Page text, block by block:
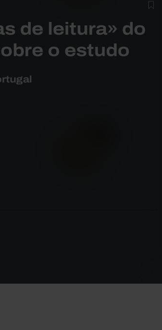
de leitura» do
o estudo